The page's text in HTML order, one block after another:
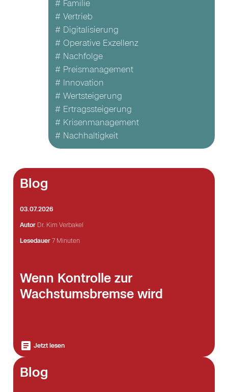
# Familie
# Vertrieb
# Digitalisierung
# Operative Exzellenz
# Nachfolge
# Preismanagement
# Innovation
# Wertsteigerung
# Ertragssteigerung
# Krisenmanagement
# Nachhaltigkeit
Blog
03.07.2026
AutorDr. Kim Verbakel
Lesedauer7 Minuten
Wenn Kontrolle zur
Wachstumsbremse wird
Jetzt lesen
Blog